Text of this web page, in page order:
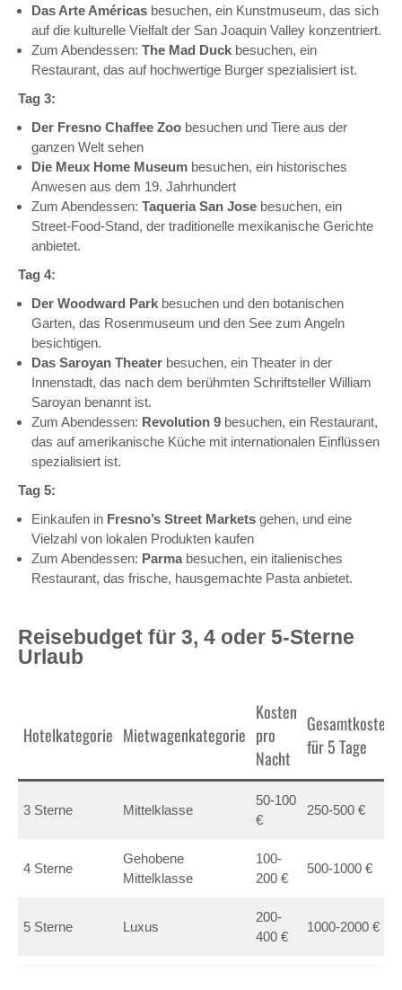
Das Arte Américas besuchen, ein Kunstmuseum, das sich
auf die kulturelle Vielfalt der San Joaquin Valley konzentriert.
Zum Abendessen: The Mad Duck besuchen, ein
Restaurant, das auf hochwertige Burger spezialisiert ist.
Tag 3:
Der Fresno Chaffee Zoo besuchen und Tiere aus der
ganzen Welt sehen
Die Meux Home Museum besuchen, ein historisches
Anwesen aus dem 19. Jahrhundert
Zum Abendessen: Taqueria San Jose besuchen, ein
Street-Food-Stand, der traditionelle mexikanische Gerichte
anbietet.
Tag 4:
Der Woodward Park besuchen und den botanischen
Garten, das Rosenmuseum und den See zum Angeln
besichtigen.
Das Saroyan Theater besuchen, ein Theater in der
Innenstadt, das nach dem berühmten Schriftsteller William
Saroyan benannt ist.
Zum Abendessen: Revolution 9 besuchen, ein Restaurant,
das auf amerikanische Küche mit internationalen Einflüssen
spezialisiert ist.
Tag 5:
Einkaufen in Fresno’s Street Markets gehen, und eine
Vielzahl von lokalen Produkten kaufen
Zum Abendessen: Parmabesuchen, ein italienisches
Restaurant, das frische, hausgemachte Pasta anbietet.
Reisebudget für 3, 4 oder 5-Sterne
Urlaub
Hotelkategorie Mietwagenkategorie
Kosten
pro
Nacht
Gesamtkosten
für 5 Tage
3 Sterne Mittelklasse
50-100
€
250-500 €
4 Sterne
Gehobene
Mittelklasse
100-
200 €
500-1000 €
5 Sterne Luxus
200-
400 €
1000-2000 €